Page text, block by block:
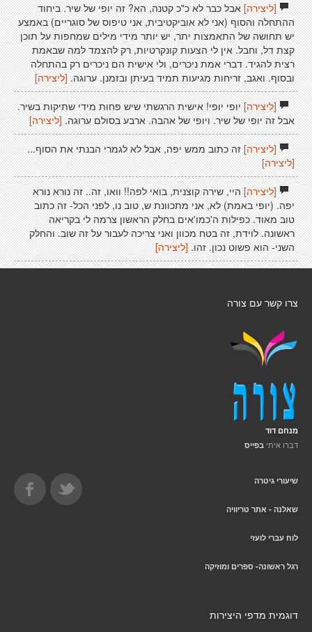
[ליצירה]אבל כבר לא כ"כ קטנה, הא? זה יופי של שיר. ביחוד
ההתחלה והסוף (אני לא אוביקטיבית, אני טיפוס של סוגריים) באמצע
יש תחושה של התאמצות יתר, יש יותר מידי מילים שמחפות על תוכן
קצת דל, וחבל. אין לי הצעות קונקרטיות, רק להצמד למה שבאמת
רצית להגיד. דברי אמת ניכרים, ולי אישית הם ניכרים רק בהתחלה
ובסוף. ואגב, זריחות מגיעות תמיד בעיתן ובזמנן. ערוגה.[ליצירה]
[ליצירה]יופי יופי! אישית הרגשתי שיש פחות מידי שתיקות בשיר.
אבל זה יופי של שיר. ויופי של אהבה. ארבע בסולם ערוגה. [ליצירה]
[ליצירה]זה כתוב ממש יפה, אבל לא לגמרי הבנתי את הסוף...
[ליצירה]
[ליצירה]היי, שירה קוצנית, בואי לפה!! וואו, זה.. זה נורא נורא
יפה. (יופי באמת) לא, אני מתכוונת ש, טוב נו, לפני הכל- זה כתוב
טוב מאוד. כפילות ה'כמו'אים בחלק הראשון צרמה לי בקריאה
ראשונה. לוידת, זה בטח מכוון ואני צריכה לעבור על זה שוב. והחלק
השני- הוא פשוט נכון. זהו. [ליצירה]
צרו קשר עם צורה
מנחם דוד
דברו איתי בפייס
שיעורי גיטרה
שאלנה - אתר טריוויה
לוח עברי לועזי
רגל ראשונה- ספרים ומוזיקה
דוגמית מדפי היצירות